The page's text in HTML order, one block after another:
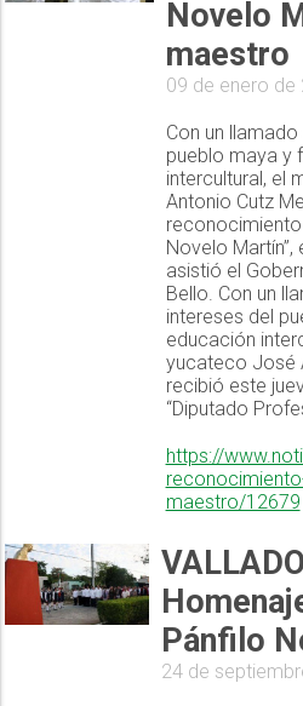
Novelo
maestro
09 de enero de
Con un
pueblo maya y
intercultural, el
Antonio Cutz
Novelo
asistió el
Bello. Con un
intereses del
educación
yucateco José
recibió este
“Diputado
https://
maestro/12679
Pánfilo
24 de